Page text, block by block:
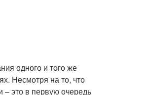
одного и того же
Несмотря на то, что
– это в первую очередь